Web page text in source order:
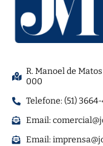
R. Manoel de
000
Telefone: (51)
Email:
Email: